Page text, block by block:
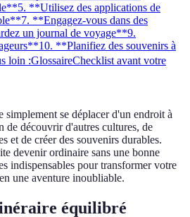
5. **Utilisez des applications de
7. **Engagez-vous dans des
un journal de voyage**9.
10. **Planifiez des souvenirs à
loin :GlossaireChecklist avant votre
simplement se déplacer d'un endroit à
de découvrir d'autres cultures, de
et de créer des souvenirs durables.
devenir ordinaire sans une bonne
indispensables pour transformer votre
une aventure inoubliable.
équilibré